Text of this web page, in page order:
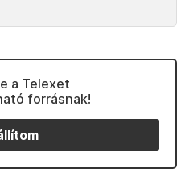
a Telexet
forrásnak!